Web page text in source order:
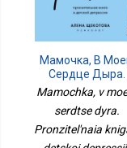
Мамочка, В
Сердце Дыра.
Пронзительная
Детской
Mamochka, v
serdtse dyra.
Pronzitel'naia